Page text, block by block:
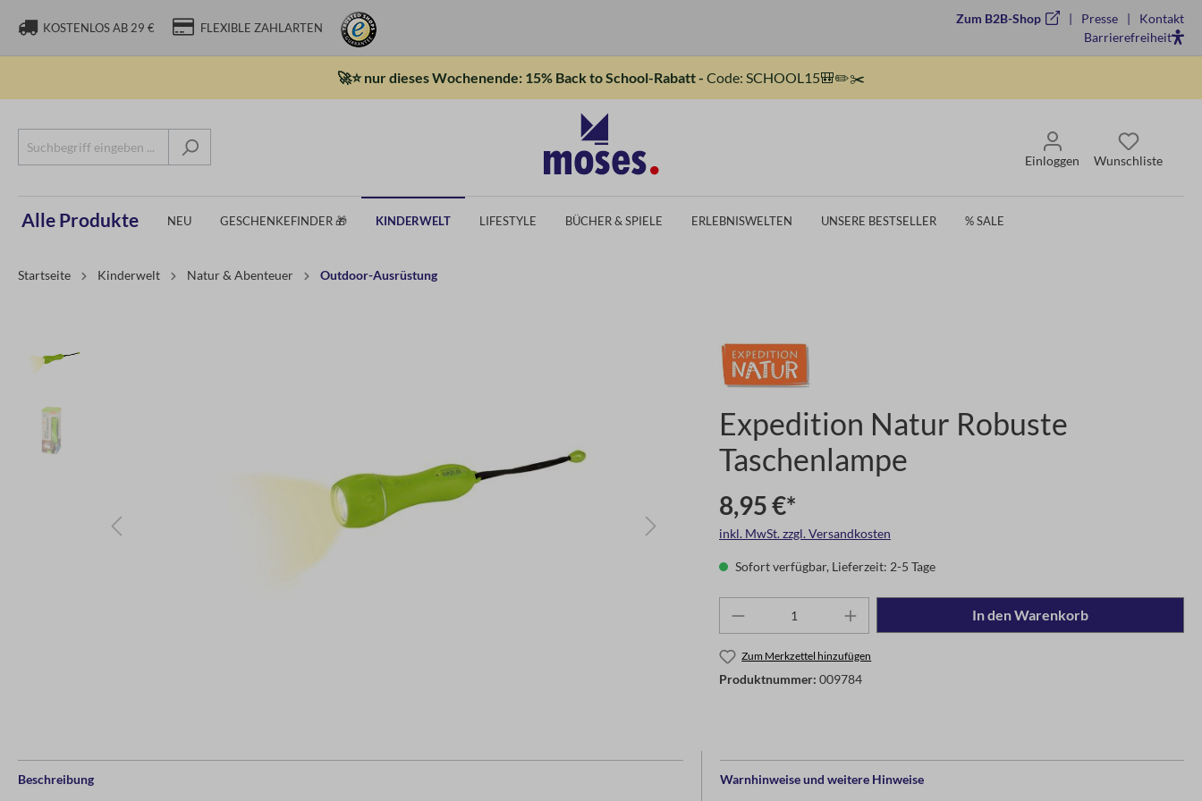
KOSTENLOS AB 29 € FLEXIBLE ZAHLARTEN
Zum B2B-Shop Presse
Kontakt
Barrierefreiheit
🚀⭐ nur dieses Wochenende: 15% Back to School-Rabatt - Code: SCHOOL15🎒✏️✂️
Einloggen Wunschliste
Alle Produkte NEU GESCHENKEFINDER 🎁 KINDERWELT LIFESTYLE BÜCHER & SPIELE ERLEBNISWELTEN UNSERE BESTSELLER % SALE
Startseite Kinderwelt Natur & Abenteuer Outdoor-Ausrüstung
Expedition Natur Robuste
Taschenlampe
8,95 €*
inkl. MwSt. zzgl. Versandkosten
Sofort verfügbar, Lieferzeit: 2-5 Tage
In den Warenkorb
Zum Merkzettel hinzufügen
Produktnummer: 009784
Beschreibung
Warnhinweise und weitere Hinweise